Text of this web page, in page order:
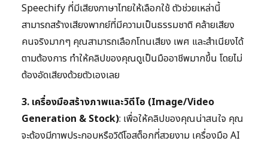
Speechify ที่มีเสียงภาษาไทยให้เลือกใช้ ตัวช่วยเหล่านี้
สามารถสร้างเสียงพากย์ที่มีความเป็นธรรมชาติ คล้ายเสียง
คนจริงมากๆ คุณสามารถเลือกโทนเสียง เพศ และสำเนียงได้
ตามต้องการ ทำให้คลิปของคุณดูเป็นมืออาชีพมากขึ้น โดยไม่
ต้องอัดเสียงด้วยตัวเองเลย
3. เครื่องมือสร้างภาพและวิดีโอ (Image/Video
Generation & Stock): เพื่อให้คลิปของคุณน่าสนใจ คุณ
จะต้องมีภาพประกอบหรือวิดีโอสต็อกที่สวยงาม เครื่องมือ AI